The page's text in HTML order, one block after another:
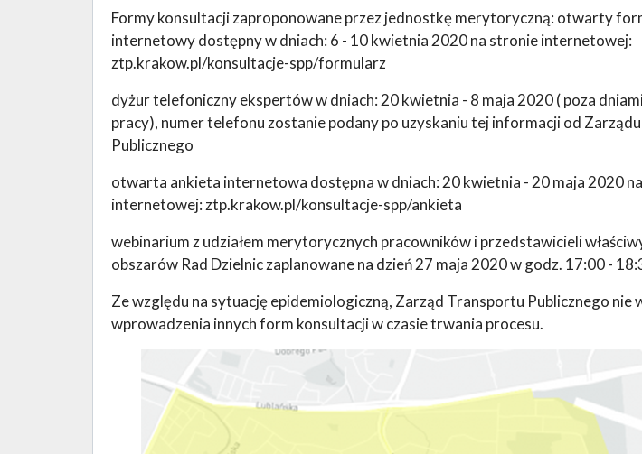
Formy konsultacji zaproponowane przez jednostkę merytoryczną: otwarty
internetowy dostępny w dniach: 6 - 10 kwietnia 2020 na stronie internetowej:
ztp.krakow.pl/konsultacje-spp/formularz
dyżur telefoniczny ekspertów w dniach: 20 kwietnia - 8 maja 2020 ( poza
pracy), numer telefonu zostanie podany po uzyskaniu tej informacji od
Publicznego
otwarta ankieta internetowa dostępna w dniach: 20 kwietnia - 20 maja 2020
internetowej: ztp.krakow.pl/konsultacje-spp/ankieta
webinarium z udziałem merytorycznych pracowników i przedstawicieli
obszarów Rad Dzielnic zaplanowane na dzień 27 maja 2020 w godz. 17:00 -
Ze względu na sytuację epidemiologiczną, Zarząd Transportu Publicznego nie
wprowadzenia innych form konsultacji w czasie trwania procesu.